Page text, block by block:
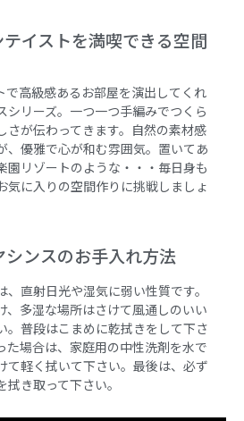
イストを満喫できる空間
で高級感あるお部屋を演出してくれ
シリーズ。一つ一つ手編みでつくら
さが伝わってきます。自然の素材感
、優雅で心が和む雰囲気。置いてあ
園リゾートのような・・・毎日身も
気に入りの空間作りに挑戦しましょ
ンスのお手入れ方法
直射日光や湿気に弱い性質です。
、多湿な場所はさけて風通しのいい
。普段はこまめに乾拭きをして下さ
た場合は、家庭用の中性洗剤を水で
て軽く拭いて下さい。最後は、必ず
き取って下さい。